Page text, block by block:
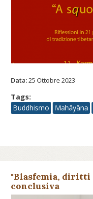
Data:25 Ottobre 2023
Tags:
Buddhismo
Mahāyāna
"Blasfemia,
conclusiva